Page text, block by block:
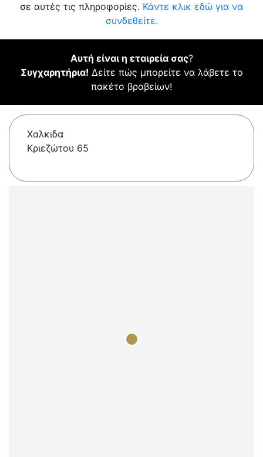
σε αυτές τις πληροφορίες. Κάντε κλικ εδώ για να
συνδεθείτε.
Αυτή είναι η εταιρεία σας?
Συγχαρητήρια! Δείτε πώς μπορείτε να λάβετε το
πακέτο βραβείων!
Χαλκιδα
Κριεζώτου 65